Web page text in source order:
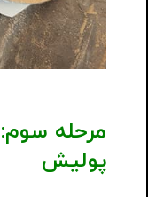
مرحله
پولیش